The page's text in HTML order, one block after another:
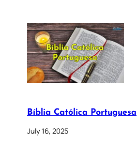
Bíblia Católica Portuguesa
July 16, 2025